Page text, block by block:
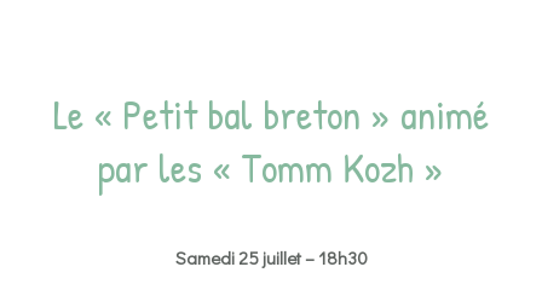
Le « Petit bal breton » animé
par les « Tomm Kozh »
Samedi 25 juillet – 18h30